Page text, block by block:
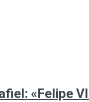
«Felipe